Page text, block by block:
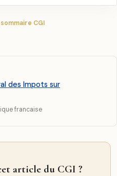
CGI
des Impots sur
francaise
article du CGI ?